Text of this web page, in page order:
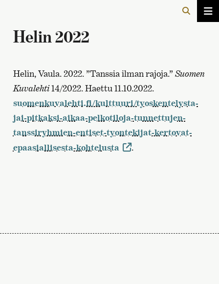
Helin 2022
Helin, Vaula. 2022. ”Tanssia ilman rajoja.” Suomen
Kuvalehti14/2022. Haettu 11.10.2022.
suomenkuvalehti.fi/kulttuuri/tyoskentelysta-
jai-pitkaksi-aikaa-pelkotiloja-tunnettujen-
tanssiryhmien-entiset-tyontekijat-kertovat-
epaasiallisesta-kohtelusta
.